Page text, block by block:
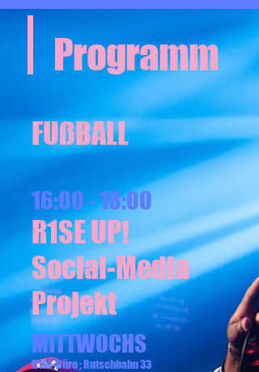
Programm
FUßBALL
16:00 - 18:00
R1SE UP!
Social-Media
Projekt
MITTWOCHS
R1SE-Büro ; Rutschbahn 33